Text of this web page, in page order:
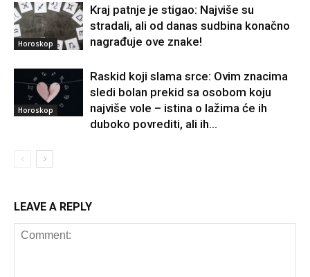
Horoskop
Kraj patnje je stigao: Najviše su
stradali, ali od danas sudbina konačno
nagrađuje ove znake!
Horoskop
Raskid koji slama srce: Ovim znacima
sledi bolan prekid sa osobom koju
najviše vole – istina o lažima će ih
duboko povrediti, ali ih...
LEAVE A REPLY